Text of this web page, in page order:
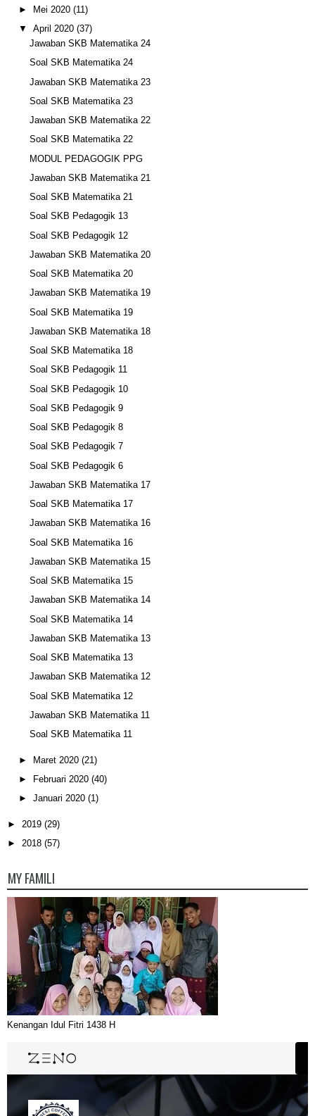
► Mei 2020 (11)
▼ April 2020 (37)
Jawaban SKB Matematika 24
Soal SKB Matematika 24
Jawaban SKB Matematika 23
Soal SKB Matematika 23
Jawaban SKB Matematika 22
Soal SKB Matematika 22
MODUL PEDAGOGIK PPG
Jawaban SKB Matematika 21
Soal SKB Matematika 21
Soal SKB Pedagogik 13
Soal SKB Pedagogik 12
Jawaban SKB Matematika 20
Soal SKB Matematika 20
Jawaban SKB Matematika 19
Soal SKB Matematika 19
Jawaban SKB Matematika 18
Soal SKB Matematika 18
Soal SKB Pedagogik 11
Soal SKB Pedagogik 10
Soal SKB Pedagogik 9
Soal SKB Pedagogik 8
Soal SKB Pedagogik 7
Soal SKB Pedagogik 6
Jawaban SKB Matematika 17
Soal SKB Matematika 17
Jawaban SKB Matematika 16
Soal SKB Matematika 16
Jawaban SKB Matematika 15
Soal SKB Matematika 15
Jawaban SKB Matematika 14
Soal SKB Matematika 14
Jawaban SKB Matematika 13
Soal SKB Matematika 13
Jawaban SKB Matematika 12
Soal SKB Matematika 12
Jawaban SKB Matematika 11
Soal SKB Matematika 11
► Maret 2020 (21)
►
Februari 2020 (40)
► Januari 2020 (1)
► 2019 (29)
► 2018 (57)
MY FAMILI
Kenangan Idul Fitri 1438 H